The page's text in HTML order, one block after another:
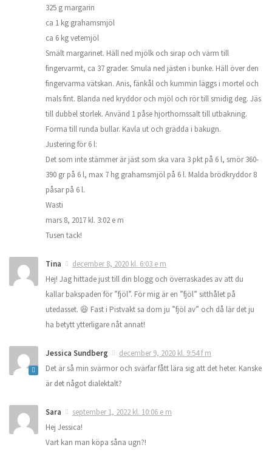
325 g margarin
ca 1 kg grahamsmjöl
ca 6 kg vetemjöl
Smält margarinet. Häll ned mjölk och sirap och värm till
fingervarmt, ca 37 grader. Smula ned jästen i bunke. Häll över den
fingervarma vätskan. Anis, fänkål och kummin läggs i mortel och
mals fint. Blanda ned kryddor och mjöl och rör till smidig deg. Jäs
till dubbel storlek. Använd 1 påse hjorthornssalt till utbakning.
Forma till runda bullar. Kavla ut och grädda i bakugn.
Justering för 6 l:
Det som inte stämmer är jäst som ska vara 3 pkt på 6 l, smör 360-
390 gr på 6 l, max 7 hg grahamsmjöl på 6 l. Malda brödkryddor 8
påsar på 6 l.
Wasti
mars 8, 2017 kl. 3:02 e m
Tusen tack!
Tina
december 8, 2020 kl. 6:03 e m
Hej! Jag hittade just till din blogg och överraskades av att du
kallar bakspaden för ”fjöl”. För mig är en ”fjöl” sitthålet på
utedasset. 😆 Fast i Pistvakt sa dom ju ”fjöl av” och då lär det ju
ha betytt ytterligare nåt annat!
Jessica Sundberg
december 9, 2020 kl. 9:54 f m
Det är så min svärmor och svärfar fått lära sig att det heter. Kanske
är det något dialektalt?
Sara
september 1, 2022 kl. 10:06 e m
Hej Jessica!
Vart kan man köpa såna ugn?!